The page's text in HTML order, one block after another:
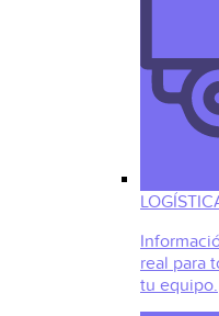
real para
tu equipo.